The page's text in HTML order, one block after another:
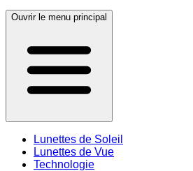
Ouvrir le menu principal
Lunettes de Soleil
Lunettes de Vue
Technologie